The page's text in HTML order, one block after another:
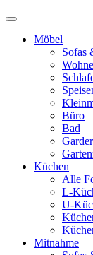
Möbel
Sofas
Büro
Bad
Küchen
Alle
L-
U-
Mitnahme